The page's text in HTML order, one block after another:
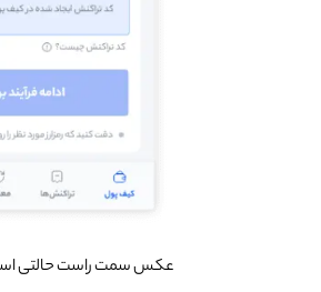
عکس سمت راست حالتی